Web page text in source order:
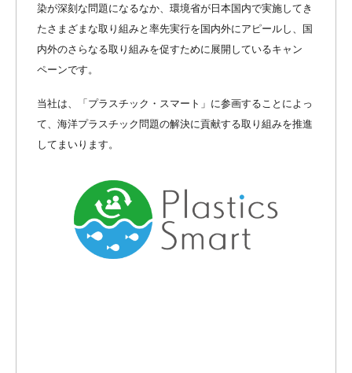
染が深刻な問題になるなか、環境省が日本国内で実施してき
たさまざまな取り組みと率先実行を国内外にアピールし、国
内外のさらなる取り組みを促すために展開しているキャン
ペーンです。
当社は、「プラスチック・スマート」に参画することによっ
て、海洋プラスチック問題の解決に貢献する取り組みを推進
してまいります。